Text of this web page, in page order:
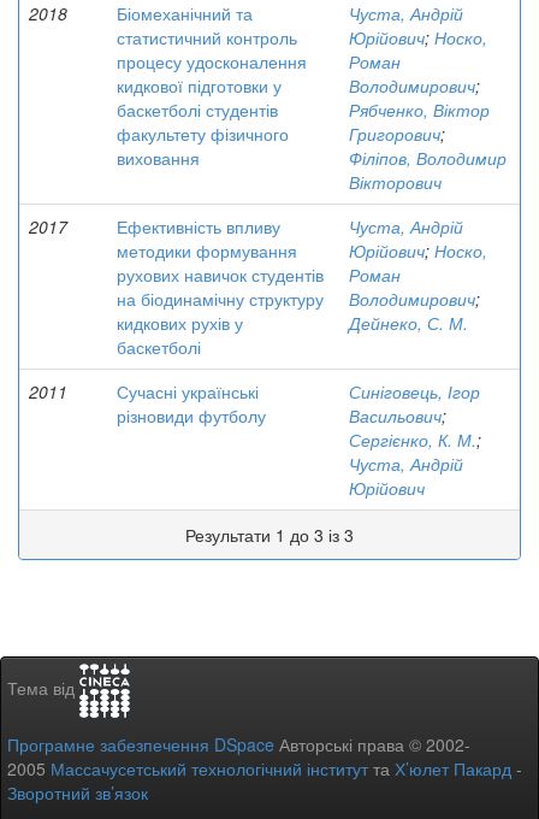
2018
Біомеханічний та
статистичний контроль
процесу удосконалення
кидкової підготовки у
баскетболі студентів
факультету фізичного
виховання
Чуста, Андрій
Юрійович; Носко,
Роман
Володимирович;
Рябченко, Віктор
Григорович;
Філіпов, Володимир
Вікторович
2017
Ефективність впливу
методики формування
рухових навичок студентів
на біодинамічну структуру
кидкових рухів у
баскетболі
Чуста, Андрій
Юрійович; Носко,
Роман
Володимирович;
Дейнеко, С. М.
2011
Сучасні українські
різновиди футболу
Синіговець, Ігор
Васильович;
Сергієнко, К. М.;
Чуста, Андрій
Юрійович
Результати 1 до 3 із 3
Тема від
Програмне забезпечення DSpace Авторські права © 2002-
2005 Массачусетський технологічний інститутта Х’юлет Пакард -
Зворотний зв’язок